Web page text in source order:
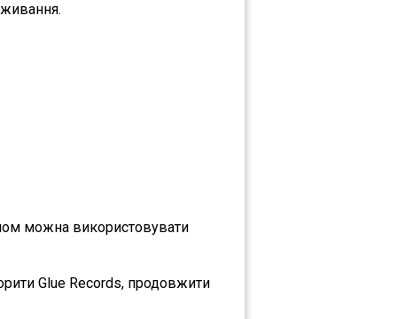
можна використовувати
Glue Records, продовжити